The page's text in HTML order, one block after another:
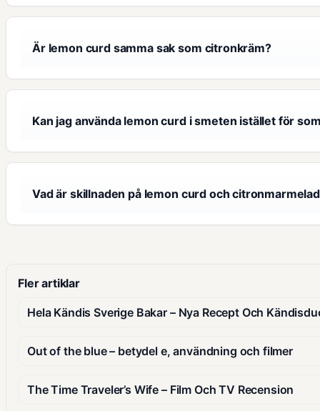
Är lemon curd samma sak som citronkräm?
Kan jag använda lemon curd i smeten istället för
Vad är skillnaden på lemon curd och
Fler artiklar
Hela Kändis Sverige Bakar – Nya Recept Och
Out of the blue – betydel e, användning och filmer
The Time Traveler’s Wife – Film Och TV Recension